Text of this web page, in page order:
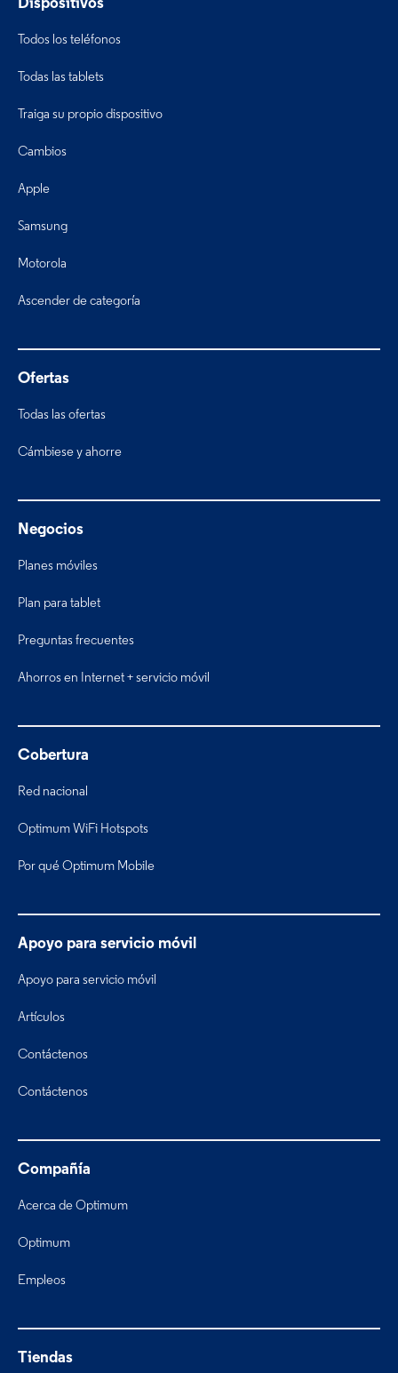
Dispositivos
Todos los teléfonos
Todas las tablets
Traiga su propio dispositivo
Cambios
Apple
Samsung
Motorola
Ascender de categoría
Ofertas
Todas las ofertas
Cámbiese y ahorre
Negocios
Planes móviles
Plan para tablet
Preguntas frecuentes
Ahorros en Internet + servicio móvil
Cobertura
Red nacional
Optimum WiFi Hotspots
Por qué Optimum Mobile
Apoyo para servicio móvil
Apoyo para servicio móvil
Artículos
Contáctenos
Contáctenos
Compañía
Acerca de Optimum
Optimum
Empleos
Tiendas